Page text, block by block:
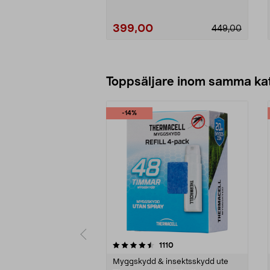
449,00
399,00
Toppsäljare inom samma
-14%
1110recensioner
Myggskydd & insektsskydd ute
4.5 av 5 stjärnor